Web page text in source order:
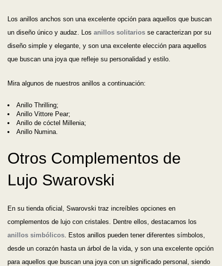
Los anillos anchos son una excelente opción para aquellos que buscan
un diseño único y audaz. Los anillos solitarios se caracterizan por su
diseño simple y elegante, y son una excelente elección para aquellos
que buscan una joya que refleje su personalidad y estilo.
Mira algunos de nuestros anillos a continuación:
Anillo Thrilling;
Anillo Vittore Pear;
Anillo de cóctel Millenia;
Anillo Numina.
Otros Complementos de
Lujo Swarovski
En su tienda oficial, Swarovski traz increíbles opciones en
complementos de lujo con cristales. Dentre ellos, destacamos los
anillos simbólicos . Estos anillos pueden tener diferentes símbolos,
desde un corazón hasta un árbol de la vida, y son una excelente opción
para aquellos que buscan una joya con un significado personal, siendo